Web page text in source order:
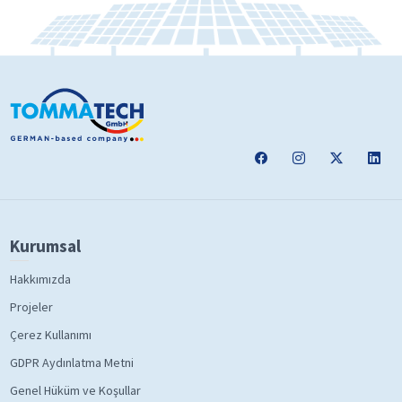
Kurumsal
Hakkımızda
Projeler
Çerez Kullanımı
GDPR Aydınlatma Metni
Genel Hüküm ve Koşullar